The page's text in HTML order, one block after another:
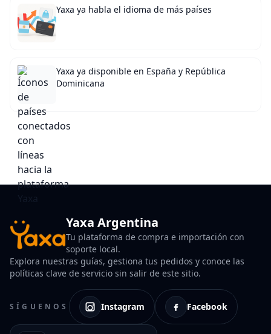
Yaxa ya habla el idioma de más países
Yaxa ya disponible en España y República
Dominicana
Yaxa Argentina
Tu plataforma de compra e importación con
soporte local.
Explora nuestras guías, gestiona tus pedidos y conoce las
políticas clave de servicio sin salir de este sitio.
SÍGUENOS Instagram Facebook